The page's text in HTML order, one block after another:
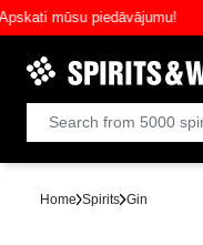
mūsu piedāvājumu!
Home Spirits Gin